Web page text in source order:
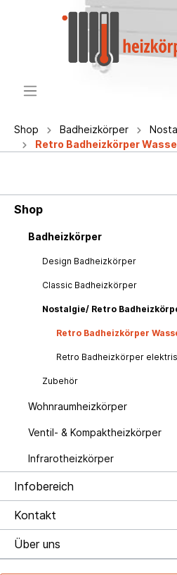
Shop Badheizkörper
Retro Badheizkörper
Shop
Badheizkörper
Design Badheizkörper
Classic Badheizkörper
Nostalgie/ Retro
Retro Badheizkörper
Retro Badheizkörper
Zubehör
Wohnraumheizkörper
Ventil- & Kompaktheizkörper
Infrarotheizkörper
Infobereich
Kontakt
Über uns